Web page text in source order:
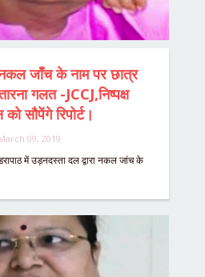
नकल जाँच के नाम पर छात्र
गलत -JCCJ,निष्पक्ष
सौपेंगे रिपोर्ट।
09, 2019
में उड़नदस्ता दल द्वारा नकल जांच के